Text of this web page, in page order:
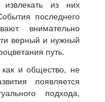
из них
последнего
внимательно
верный и нужный
путь.
как и общество, не
появляется
подхода,